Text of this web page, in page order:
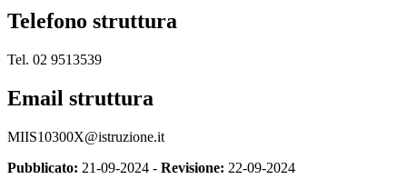
Telefono struttura
Tel. 02 9513539
Email struttura
MIIS10300X@istruzione.it
Pubblicato: 21-09-2024 - Revisione: 22-09-2024